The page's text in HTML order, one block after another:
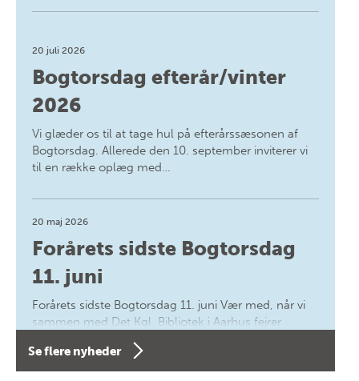
20 juli 2026
Bogtorsdag efterår/vinter
2026
Vi glæder os til at tage hul på efterårssæsonen af
Bogtorsdag. Allerede den 10. september inviterer vi
til en række oplæg med…
20 maj 2026
Forårets sidste Bogtorsdag
11. juni
Forårets sidste Bogtorsdag 11. juni Vær med, når vi
sammen med Det Kgl. Bibliotek i Aarhus fejrer
forfatterne bag vores nyes…
Se flere nyheder